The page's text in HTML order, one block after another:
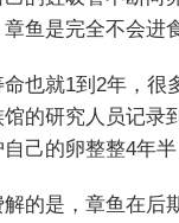
鱼是完全不会进
也就1到2年，很
的研究人员记录
己的卵整整4年半
的是，章鱼在后